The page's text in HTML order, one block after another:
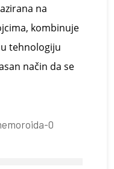
na
kombinuje
tehnologiju
način da se